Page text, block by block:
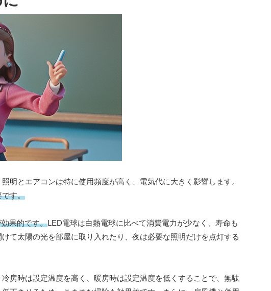
明とエアコンは特に使用頻度が高く、電気代に大きく影響します。
です。
果的です。LED電球は白熱電球に比べて消費電力が少なく、寿命も
て太陽の光を部屋に取り入れたり、夜は必要な照明だけを点灯する
房時は設定温度を高く、暖房時は設定温度を低くすることで、無駄